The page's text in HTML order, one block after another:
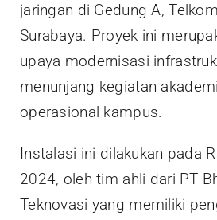
jaringan di Gedung A,
Surabaya. Proyek ini
upaya modernisasi
menunjang kegiatan
operasional kampus.
Instalasi ini dilakukan pada
2024, oleh tim ahli dari PT
Teknovasi yang memiliki